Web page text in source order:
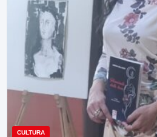
CULTURA